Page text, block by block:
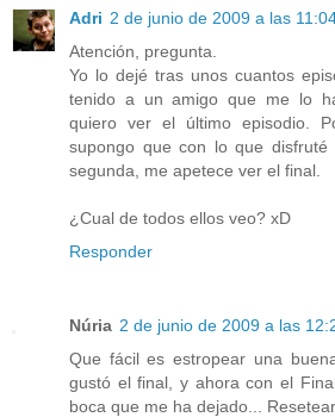
Adri 2 de junio de 2009 a las
Atención, pregunta.
Yo lo dejé tras unos cuantos
tenido a un amigo que me lo
quiero ver el último episodio.
supongo que con lo que
segunda, me apetece ver el final.
¿Cual de todos ellos veo? xD
Responder
Núria 2 de junio de 2009 a las
Que fácil es estropear una
gustó el final, y ahora con el
boca que me ha dejado...